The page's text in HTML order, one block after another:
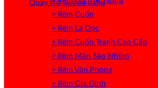
Quay trở lại cửa hàng
> Rèm Cuốn
> Rèm Lá Dọc
> Rèm Cuốn Tranh Cao Cấp
> Rèm Màn Sáo Nhôm
> Rèm Văn Phòng
> Rèm Gia Đình